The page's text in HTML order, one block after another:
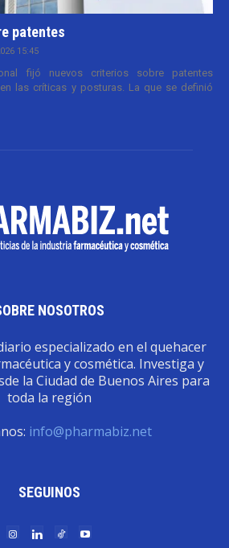
patentes
15:45
fijó nuevos criterios sobre patentes
las críticas y posturas. La que se definió
NOSOTROS
especializado en el quehacer
y cosmética. Investiga y
la Ciudad de Buenos Aires para
toda la región
info@pharmabiz.net
SEGUINOS